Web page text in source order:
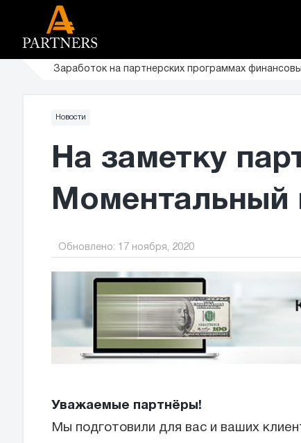
Заработок на партнерских программах
Новости
На заметку
Моментальный
Обновлено: 17 ноября, 2020
Уважаемые партнёры!
Мы подготовили для вас и ваших